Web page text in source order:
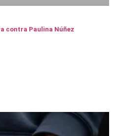
contra Paulina Núñez